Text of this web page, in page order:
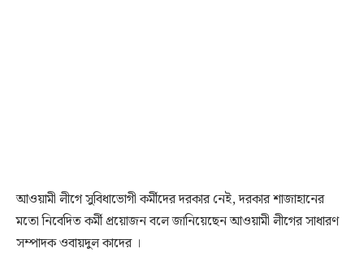
আওয়ামী লীগে সুবিধাভোগী কর্মীদের দরকার নেই, দরকার শাজাহানের
মতো নিবেদিত কর্মী প্রয়োজন বলে জানিয়েছেন আওয়ামী লীগের সাধারণ
সম্পাদক ওবায়দুল কাদের ।